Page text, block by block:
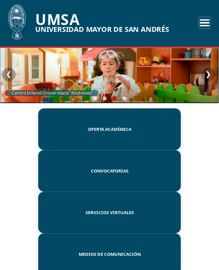
UMSA
UNIVERSIDAD MAYOR DE SAN ANDRÉS
SSUE
❮ ❯
OFERTA ACADÉMICA
CONVOCATORIAS
SERVICIOS VIRTUALES
MEDIOS DE COMUNICACIÓN